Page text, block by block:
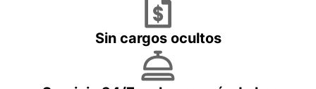
Sin cargos ocultos